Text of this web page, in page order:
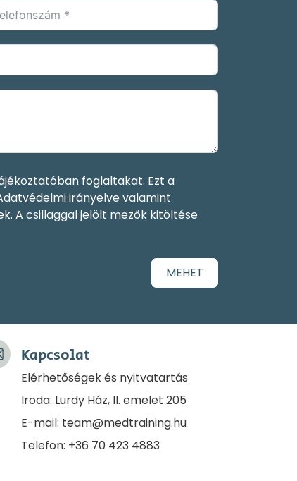
foglaltakat. Ezt a
irányelvevalamint
A csillaggal jelölt mezők kitöltése
MEHET
Kapcsolat
Elérhetőségek és nyitvatartás
Iroda: Lurdy Ház, II. emelet 205
E-mail: team@medtraining.hu
Telefon: +36 70 423 4883